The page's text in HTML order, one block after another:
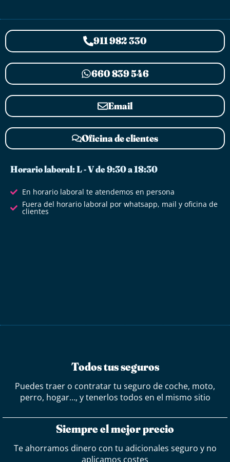
911 982 330
660 839 546
Email
Oficina de clientes
Horario laboral: L - V de 9:30 a 18:30
En horario laboral te atendemos en persona
Fuera del horario laboral por whatsapp, mail y oficina de
clientes
Todos tus seguros
Puedes traer o contratar tu seguro de coche, moto,
perro, hogar…, y tenerlos todos en el mismo sitio
Siempre el mejor precio
Te ahorramos dinero con tu adicionales seguro y no
aplicamos costes